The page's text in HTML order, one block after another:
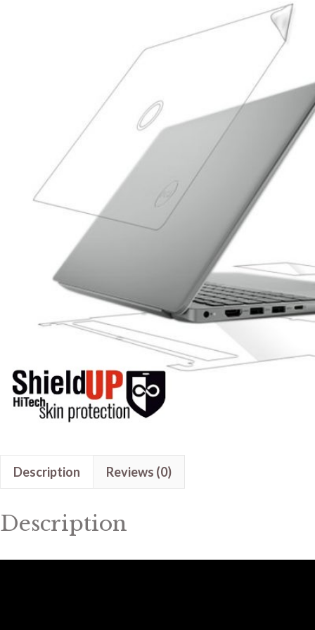
Description Reviews (0)
Description